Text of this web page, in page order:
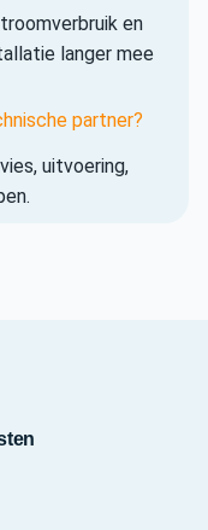
en
langer mee
partner?
uitvoering,